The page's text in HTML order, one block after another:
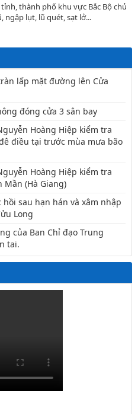
thành phố khu vực Bắc Bộ chủ
ngập lụt, lũ quét, sạt lở...
lấp mặt đường lên Cửa
đóng cửa 3 sân bay
Hoàng Hiệp kiểm tra
điều tại trước mùa mưa bão
Hoàng Hiệp kiểm tra
(Hà Giang)
hồi sau hạn hán và xâm nhập
Long
của Ban Chỉ đạo Trung
tai.